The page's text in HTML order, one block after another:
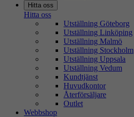
Hitta oss
Hitta oss
Utställning Göteborg
Utställning Linköping
Utställning Malmö
Utställning Stockholm
Utställning Uppsala
Utställning Vedum
Kundtjänst
Huvudkontor
Återförsäljare
Outlet
Webbshop